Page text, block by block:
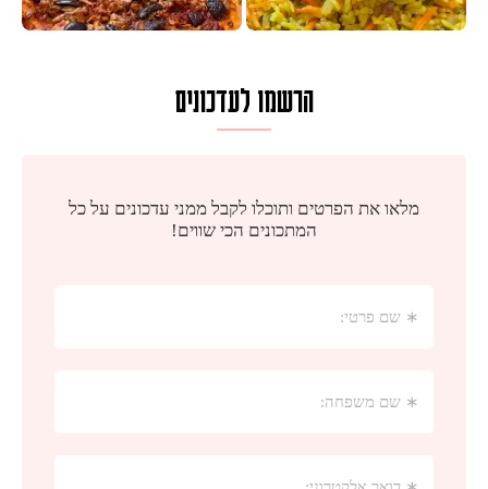
הרשמו לעדכונים